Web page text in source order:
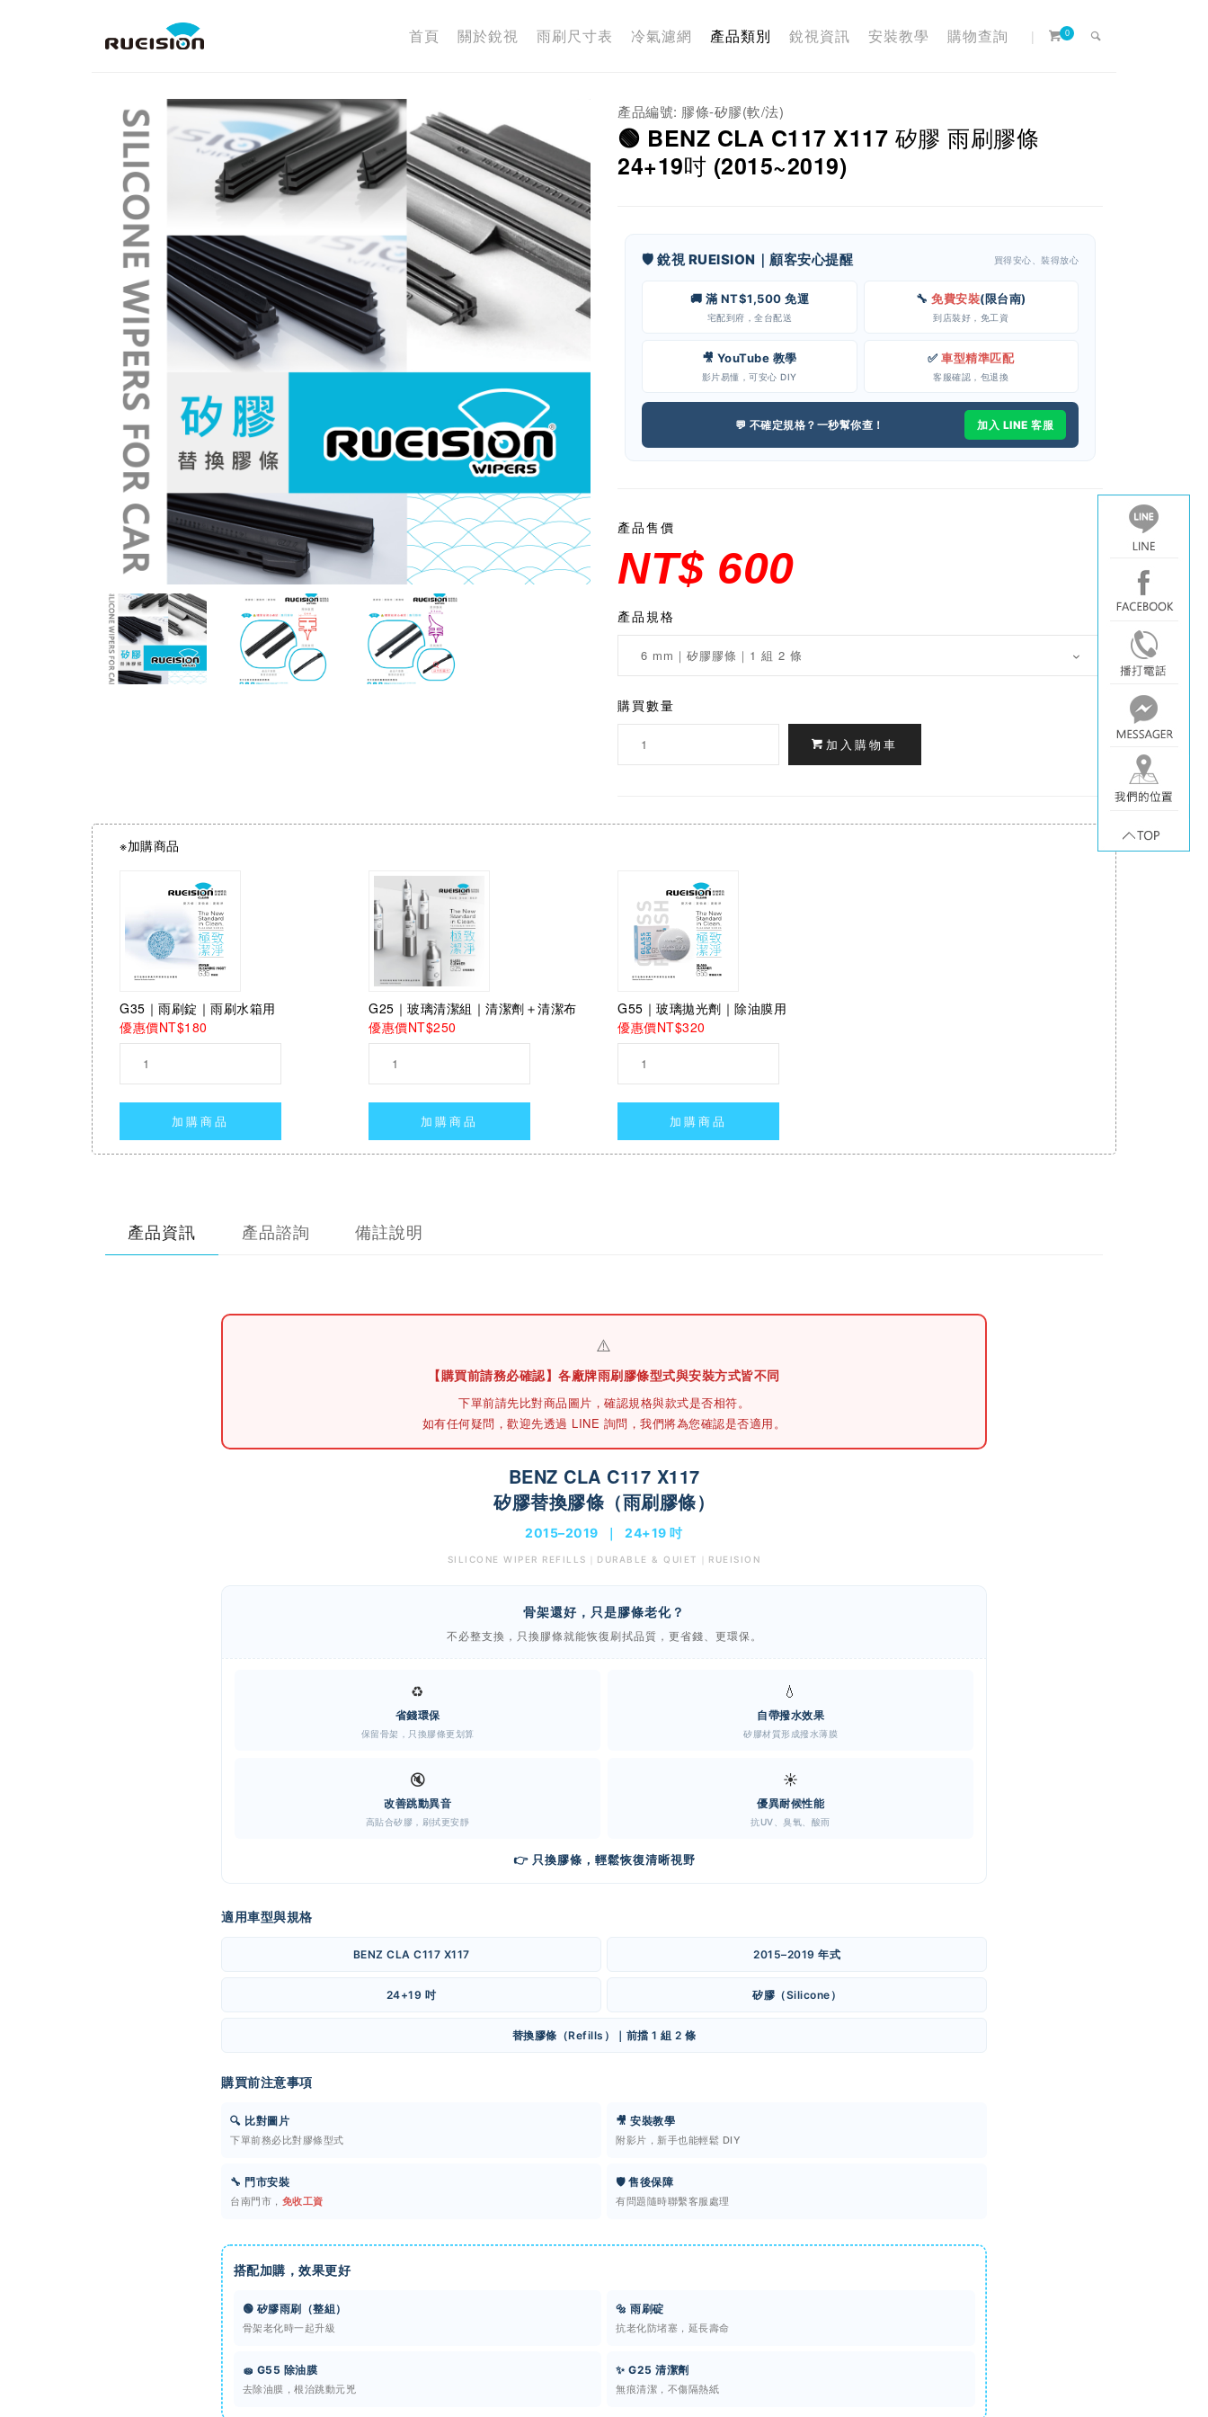
| 0
首頁 關於銳視 雨刷尺寸表 冷氣濾網 產品類別 銳視資訊 安裝教學 購物查詢
產品編號: 膠條-矽膠(軟/法)
🟢 BENZ CLA C117 X117 矽膠 雨刷膠條
24+19吋 (2015~2019)
🛡️ 銳視 RUEISION｜顧客安心提醒 買得安心、裝得放心
🚚 滿 NT$1,500 免運
宅配到府，全台配送
🔧 免費安裝(限台南)
到店裝好，免工資
🎥 YouTube 教學
影片易懂，可安心 DIY
✅車型精準匹配
客服確認，包退換
💬 不確定規格？一秒幫你查！ 加入 LINE 客服
產品售價
NT$ 600
產品規格
購買數量
加入購物車
※加購商品
G35｜雨刷錠｜雨刷水箱用
優惠價NT$180
加購商品
G25｜玻璃清潔組｜清潔劑＋清潔布
優惠價NT$250
加購商品
G55｜玻璃拋光劑｜除油膜用
優惠價NT$320
加購商品
產品資訊 產品諮詢 備註說明
⚠️
【購買前請務必確認】各廠牌雨刷膠條型式與安裝方式皆不同
下單前請先比對商品圖片 ，確認規格與款式是否相符。
如有任何疑問，歡迎先透過 LINE 詢問，我們將為您確認是否適用。
BENZ CLA C117 X117
矽膠替換膠條（雨刷膠條）
2015–2019 ｜ 24+19 吋
SILICONE WIPER REFILLS｜DURABLE & QUIET｜RUEISION
骨架還好，只是膠條老化？
不必整支換，只換膠條就能恢復刷拭品質，更省錢、更環保。
♻️
省錢環保
保留骨架，只換膠條更划算
💧
自帶撥水效果
矽膠材質形成撥水薄膜
🔇
改善跳動異音
高貼合矽膠，刷拭更安靜
☀️
優異耐候性能
抗UV、臭氧、酸雨
👉 只換膠條，輕鬆恢復清晰視野
適用車型與規格
BENZ CLA C117 X117 2015–2019 年式
24+19 吋 矽膠（Silicone）
替換膠條（Refills）｜前擋 1 組 2 條
購買前注意事項
🔍 比對圖片
下單前務必比對膠條型式
🎥 安裝教學
附影片，新手也能輕鬆 DIY
🔧 門市安裝
台南門市， 免收工資
🛡️ 售後保障
有問題隨時聯繫客服處理
搭配加購，效果更好
🟢 矽膠雨刷（整組）
骨架老化時一起升級
🔩 雨刷碇
抗老化防堵塞，延長壽命
🧽 G55 除油膜
去除油膜，根治跳動元兇
✨ G25 清潔劑
無痕清潔，不傷隔熱紙